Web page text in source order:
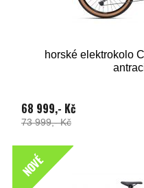
horské elektrokolo
68 999,- Kč
73 999,- Kč
NOVÉ